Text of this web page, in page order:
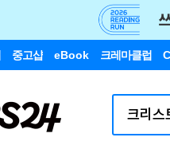
중고샵 eBook 크레마클럽